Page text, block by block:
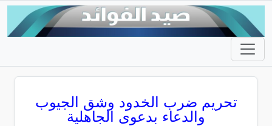
تحريم ضرب الخدود وشق الجيوب
والدعاء بدعوى الجاهلية